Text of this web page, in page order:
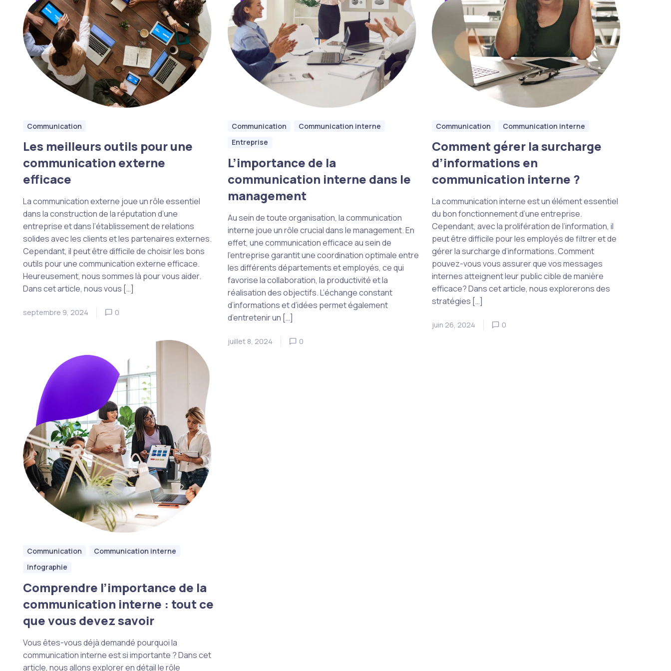
Communication
Les meilleurs outils pour une
communication externe
efficace
La communication externe joue un rôle essentiel
dans la construction de la réputation d’une
entreprise et dans l’établissement de relations
solides avec les clients et les partenaires externes.
Cependant, il peut être difficile de choisir les bons
outils pour une communication externe efficace.
Heureusement, nous sommes là pour vous aider.
Dans cet article, nous vous […]
septembre 9, 2024 0
Communication
Communication interne
Entreprise
L’importance de la
communication interne dans le
management
Au sein de toute organisation, la communication
interne joue un rôle crucial dans le management. En
effet, une communication efficace au sein de
l’entreprise garantit une coordination optimale entre
les différents départements et employés, ce qui
favorise la collaboration, la productivité et la
réalisation des objectifs. L’échange constant
d’informations et d’idées permet également
d’entretenir un […]
juillet 8, 2024 0
Communication Communication interne
Comment gérer la surcharge
d’informations en
communication interne ?
La communication interne est un élément essentiel
du bon fonctionnement d’une entreprise.
Cependant, avec la prolifération de l’information, il
peut être difficile pour les employés de filtrer et de
gérer la surcharge d’informations. Comment
pouvez-vous vous assurer que vos messages
internes atteignent leur public cible de manière
efficace? Dans cet article, nous explorerons des
stratégies […]
juin 26, 2024 0
Communication
Communication interne
Infographie
Comprendre l’importance de la
communication interne : tout ce
que vous devez savoir
Vous êtes-vous déjà demandé pourquoi la
communication interne est si importante ? Dans cet
article, nous allons explorer en détail le rôle